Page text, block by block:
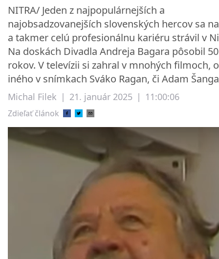
NITRA/ Jeden z najpopulárnejších a
najobsadzovanejších slovenských hercov sa
a takmer celú profesionálnu kariéru strávil v
Na doskách Divadla Andreja Bagara pôsobil 50
rokov. V televízii si zahral v mnohých filmoch,
iného v snímkach Sváko Ragan, či Adam
Michal Filek | 21. január 2025 | 11:00:06
Zdieľať článok